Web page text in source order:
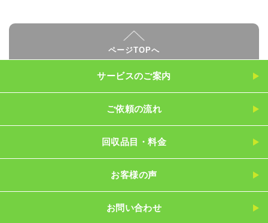
ページTOPへ
サービスのご案内
ご依頼の流れ
回収品目・料金
お客様の声
お問い合わせ